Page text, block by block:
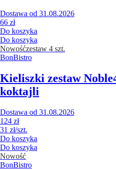
Dostawa od 31.08.2026
66 zł
Do koszyka
Do koszyka
Nowośćzestaw 4 szt.
BonBistro
Kieliszki zestaw Noble
koktajli
Dostawa od 31.08.2026
124 zł
31 zł/szt.
Do koszyka
Do koszyka
Nowość
BonBistro